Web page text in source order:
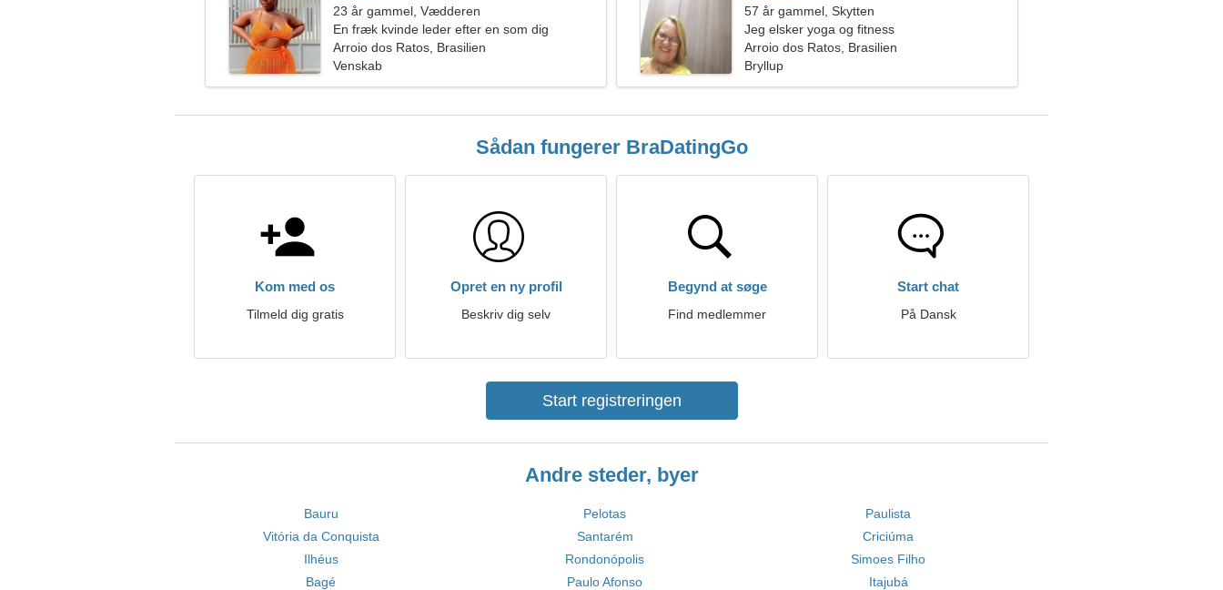
23 år gammel, Vædderen
En fræk kvinde leder efter en som dig
Arroio dos Ratos, Brasilien
Venskab
57 år gammel, Skytten
Jeg elsker yoga og fitness
Arroio dos Ratos, Brasilien
Bryllup
Sådan fungerer BraDatingGo
Kom med os
Tilmeld dig gratis
Opret en ny profil
Beskriv dig selv
Begynd at søge
Find medlemmer
Start chat
På Dansk
Start registreringen
Andre steder, byer
Bauru Pelotas
Paulista
Vitória da Conquista
Santarém
Criciúma
Ilhéus
Rondonópolis
Simoes Filho
Bagé
Paulo Afonso Itajubá